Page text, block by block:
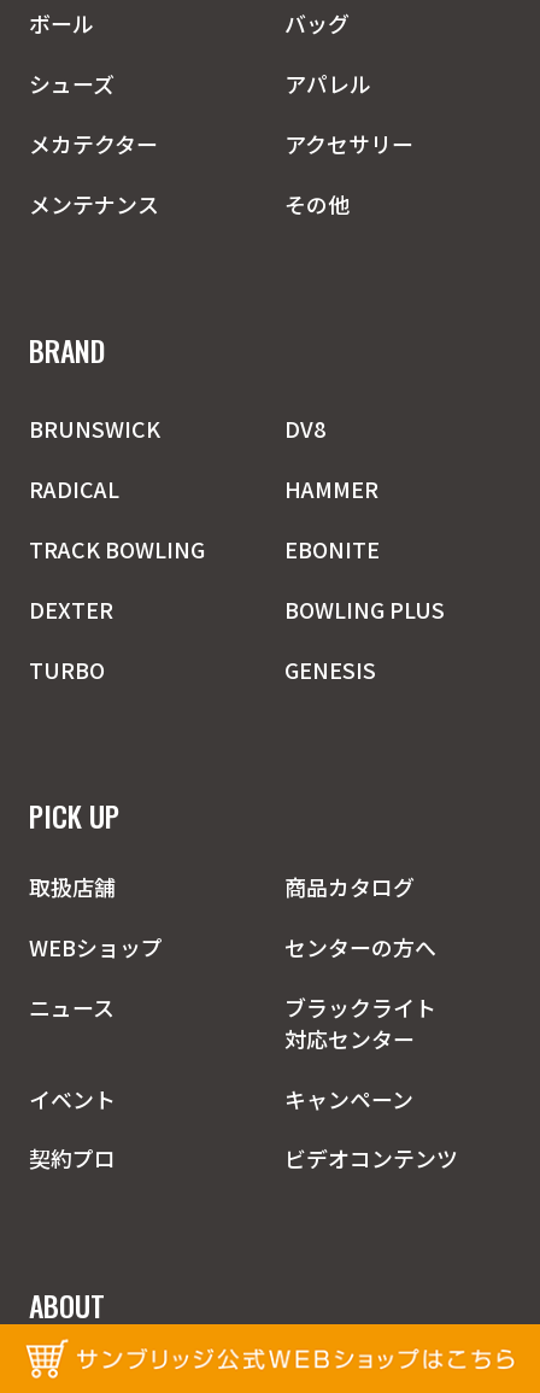
ボール
バッグ
シューズ
アパレル
メカテクター
アクセサリー
メンテナンス
その他
BRAND
BRUNSWICK
DV8
RADICAL
HAMMER
TRACK BOWLING
EBONITE
DEXTER
BOWLING PLUS
TURBO
GENESIS
PICK UP
取扱店舗
商品カタログ
WEBショップ
センターの方へ
ニュース
ブラックライト
対応センター
イベント
キャンペーン
契約プロ
ビデオコンテンツ
ABOUT
お問合せ 会社概要